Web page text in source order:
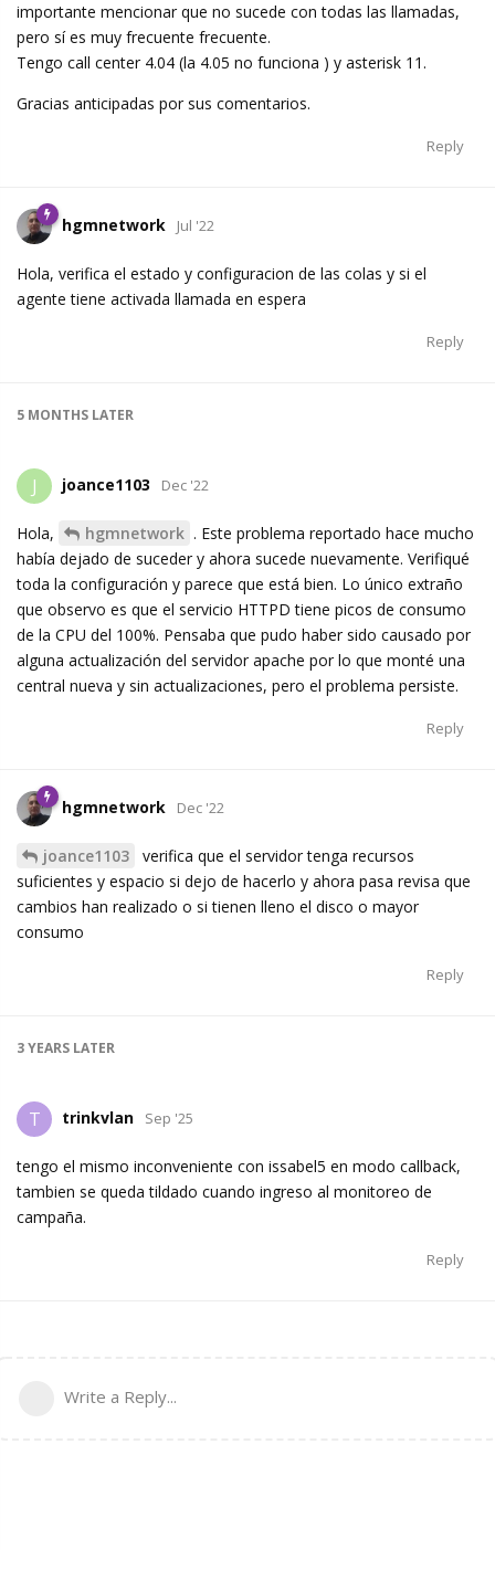
importante mencionar que no sucede con todas las llamadas,
pero sí es muy frecuente frecuente.
Tengo call center 4.04 (la 4.05 no funciona ) y asterisk 11.
Gracias anticipadas por sus comentarios.
Reply
hgmnetwork Jul '22
Hola, verifica el estado y configuracion de las colas y si el
agente tiene activada llamada en espera
Reply
5 MONTHS LATER
J joance1103 Dec '22
Hola, hgmnetwork . Este problema reportado hace mucho
había dejado de suceder y ahora sucede nuevamente. Verifiqué
toda la configuración y parece que está bien. Lo único extraño
que observo es que el servicio HTTPD tiene picos de consumo
de la CPU del 100%. Pensaba que pudo haber sido causado por
alguna actualización del servidor apache por lo que monté una
central nueva y sin actualizaciones, pero el problema persiste.
Reply
hgmnetwork Dec '22
joance1103
verifica que el servidor tenga recursos
suficientes y espacio si dejo de hacerlo y ahora pasa revisa que
cambios han realizado o si tienen lleno el disco o mayor
consumo
Reply
3 YEARS LATER
T trinkvlan Sep '25
tengo el mismo inconveniente con issabel5 en modo callback,
tambien se queda tildado cuando ingreso al monitoreo de
campaña.
Reply
Write a Reply...